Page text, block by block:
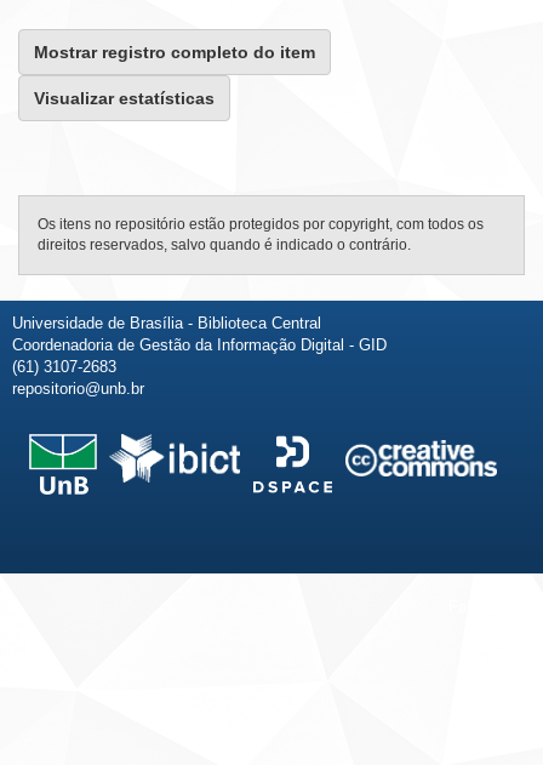
Mostrar registro completo do item
Visualizar estatísticas
Os itens no repositório estão protegidos por copyright, com todos os
direitos reservados, salvo quando é indicado o contrário.
Universidade de Brasília - Biblioteca Central
Coordenadoria de Gestão da Informação Digital - GID
(61) 3107-2683
repositorio@unb.br